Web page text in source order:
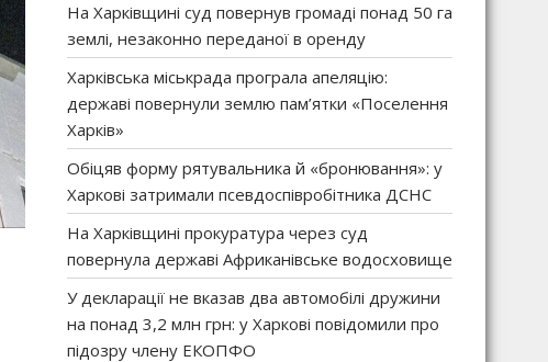
На Харківщині суд повернув громаді понад 50 га
землі, незаконно переданої в оренду
Харківська міськрада програла апеляцію:
державі повернули землю пам’ятки «Поселення
Харків»
Обіцяв форму рятувальника й «бронювання»: у
Харкові затримали псевдоспівробітника ДСНС
На Харківщині прокуратура через суд
повернула державі Африканівське водосховище
У декларації не вказав два автомобілі дружини
на понад 3,2 млн грн: у Харкові повідомили про
підозру члену ЕКОПФО